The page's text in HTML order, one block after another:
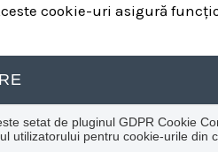
cookie-uri asigură
setat de pluginul GDPR Cookie
utilizatorului pentru cookie-urile din